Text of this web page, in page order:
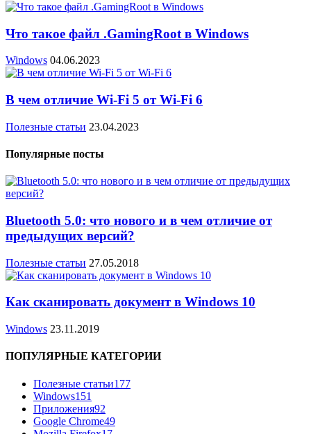
Что такое файл .GamingRoot в Windows
Windows 04.06.2023
В чем отличие Wi-Fi 5 от Wi-Fi 6
Полезные статьи 23.04.2023
Популярные посты
Bluetooth 5.0: что нового и в чем отличие от
предыдущих версий?
Полезные статьи 27.05.2018
Как сканировать документ в Windows 10
Windows 23.11.2019
ПОПУЛЯРНЫЕ КАТЕГОРИИ
Полезные статьи177
Windows151
Приложения92
Google Chrome49